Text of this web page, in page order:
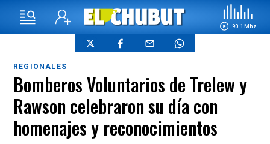
90.1 Mhz
REGIONALES
Bomberos Voluntarios de Trelew y
Rawson celebraron su día con
homenajes y reconocimientos